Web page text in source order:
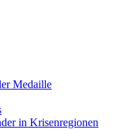
Medaille
in Krisenregionen